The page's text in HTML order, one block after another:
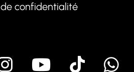
de confidentialité
Instagram
Youtube
Tik